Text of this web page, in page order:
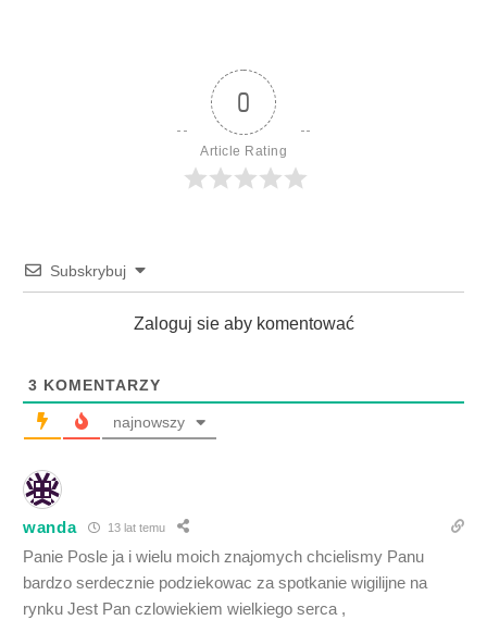
0
Article Rating
Subskrybuj
Zaloguj sie aby komentować
3 KOMENTARZY
najnowszy
wanda 13 lat temu
Panie Posle ja i wielu moich znajomych chcielismy Panu
bardzo serdecznie podziekowac za spotkanie wigilijne na
rynku Jest Pan czlowiekiem wielkiego serca ,